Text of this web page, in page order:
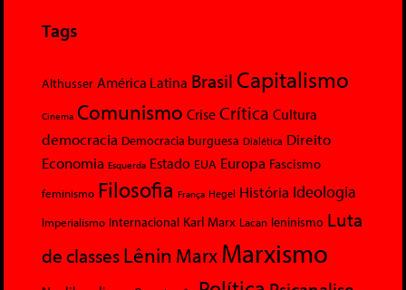
Tags
Althusser América Latina Brasil Capitalismo
Cinema Comunismo Crise Crítica Cultura
democracia Democracia burguesa Dialética Direito
Economia Esquerda Estado EUA Europa Fascismo
feminismo Filosofia França Hegel História Ideologia
Imperialismo Internacional Karl Marx Lacan leninismo Luta
de classesLênin MarxMarxismo